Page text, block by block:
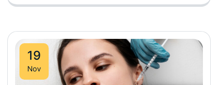
19
Nov